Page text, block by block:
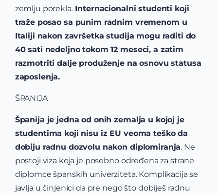
zemlju porekla.Internacionalni studenti koji
traže posao sa punim radnim vremenom u
Italiji nakon završetka studija mogu raditi do
40 sati nedeljno tokom 12 meseci, a zatim
razmotriti dalje produženje na osnovu statusa
zaposlenja.
ŠPANIJA
Španija je jedna od onih zemalja u kojoj je
studentima koji nisu iz EU veoma teško da
dobiju radnu dozvolu nakon diplomiranja. Ne
postoji viza koja je posebno određena za strane
diplomce španskih univerziteta. Komplikacija se
javlja u činjenici da pre nego što dobiješ radnu